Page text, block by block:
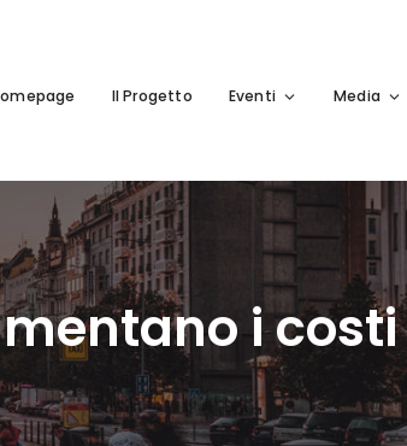
Il Progetto Eventi Media
i